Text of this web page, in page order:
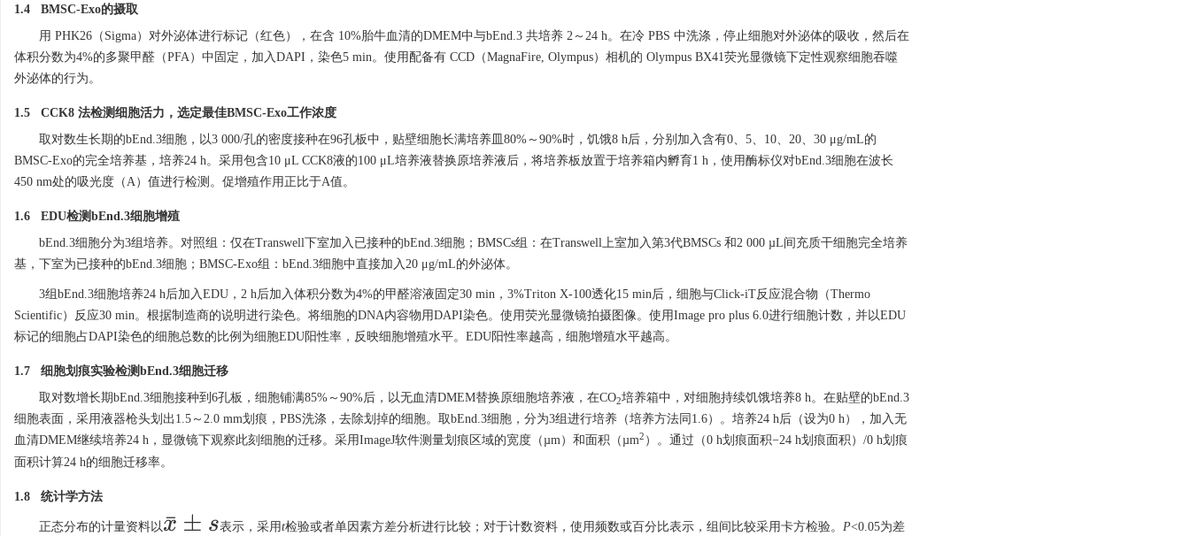
1.4 BMSC-Exo的摄取
用 PHK26（Sigma）对外泌体进行标记（红色），在含 10%胎牛血清的DMEM中与bEnd.3 共培养 2～24 h。在冷 PBS 中洗涤，停止细胞对外泌体的吸收，然后在
体积分数为4%的多聚甲醛（PFA）中固定，加入DAPI，染色5 min。使用配备有 CCD（MagnaFire, Olympus）相机的 Olympus BX41荧光显微镜下定性观察细胞吞噬
外泌体的行为。
1.5 CCK8 法检测细胞活力，选定最佳BMSC-Exo工作浓度
取对数生长期的bEnd.3细胞，以3 000/孔的密度接种在96孔板中，贴壁细胞长满培养皿80%～90%时，饥饿8 h后，分别加入含有0、5、10、20、30 μg/mL的
BMSC-Exo的完全培养基，培养24 h。采用包含10 μL CCK8液的100 μL培养液替换原培养液后，将培养板放置于培养箱内孵育1 h，使用酶标仪对bEnd.3细胞在波长
450 nm处的吸光度（A）值进行检测。促增殖作用正比于A值。
1.6 EDU检测bEnd.3细胞增殖
bEnd.3细胞分为3组培养。对照组：仅在Transwell下室加入已接种的bEnd.3细胞；BMSCs组：在Transwell上室加入第3代BMSCs 和2 000 µL间充质干细胞完全培养
基，下室为已接种的bEnd.3细胞；BMSC-Exo组：bEnd.3细胞中直接加入20 μg/mL的外泌体。
3组bEnd.3细胞培养24 h后加入EDU，2 h后加入体积分数为4%的甲醛溶液固定30 min，3%Triton X-100透化15 min后，细胞与Click-iT反应混合物（Thermo
Scientific）反应30 min。根据制造商的说明进行染色。将细胞的DNA内容物用DAPI染色。使用荧光显微镜拍摄图像。使用Image pro plus 6.0进行细胞计数，并以EDU
标记的细胞占DAPI染色的细胞总数的比例为细胞EDU阳性率，反映细胞增殖水平。EDU阳性率越高，细胞增殖水平越高。
1.7 细胞划痕实验检测bEnd.3细胞迁移
取对数增长期bEnd.3细胞接种到6孔板，细胞铺满85%～90%后，以无血清DMEM替换原细胞培养液，在CO2培养箱中，对细胞持续饥饿培养8 h。在贴壁的bEnd.3
细胞表面，采用液器枪头划出1.5～2.0 mm划痕，PBS洗涤，去除划掉的细胞。取bEnd.3细胞，分为3组进行培养（培养方法同1.6）。培养24 h后（设为0 h），加入无
血清DMEM继续培养24 h，显微镜下观察此刻细胞的迁移。采用ImageJ软件测量划痕区域的宽度（µm）和面积（µm2 ）。通过（0 h划痕面积−24 h划痕面积）/0 h划痕
面积计算24 h的细胞迁移率。
1.8 统计学方法
正态分布的计量资料以x¯± s 表示，采用t检验或者单因素方差分析进行比较；对于计数资料，使用频数或百分比表示，组间比较采用卡方检验。 P<0.05为差